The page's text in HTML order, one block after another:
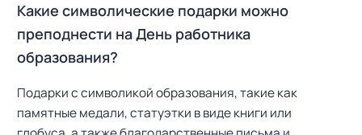
Какие символические подарки можно
преподнести на День работника
образования?
Подарки с символикой образования, такие как
памятные медали, статуэтки в виде книги или